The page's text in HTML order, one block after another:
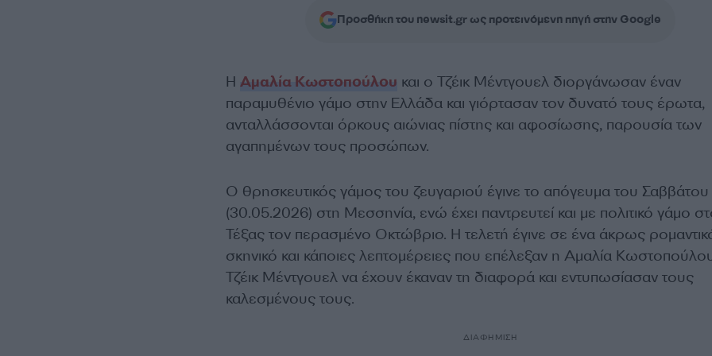
Προσθήκη του newsit.gr ως προτεινόμενη πηγή στην Google
Η Αμαλία Κωστοπούλου και ο Τζέικ Μέντγουελ διοργάνωσαν έναν
παραμυθένιο γάμο στην Ελλάδα και γιόρτασαν τον δυνατό τους έρωτα,
ανταλλάσσονται όρκους αιώνιας πίστης και αφοσίωσης, παρουσία των
αγαπημένων τους προσώπων.
Ο θρησκευτικός γάμος του ζευγαριού έγινε το απόγευμα του Σαββάτου
(30.05.2026) στη Μεσσηνία, ενώ έχει παντρευτεί και με πολιτικό γάμο
Τέξας τον περασμένο Οκτώβριο. Η τελετή έγινε σε ένα άκρως
σκηνικό και κάποιες λεπτομέρειες που επέλεξαν η Αμαλία
Τζέικ Μέντγουελ να έχουν έκαναν τη διαφορά και εντυπωσίασαν τους
καλεσμένους τους.
ΔΙΑΦΗΜΙΣΗ